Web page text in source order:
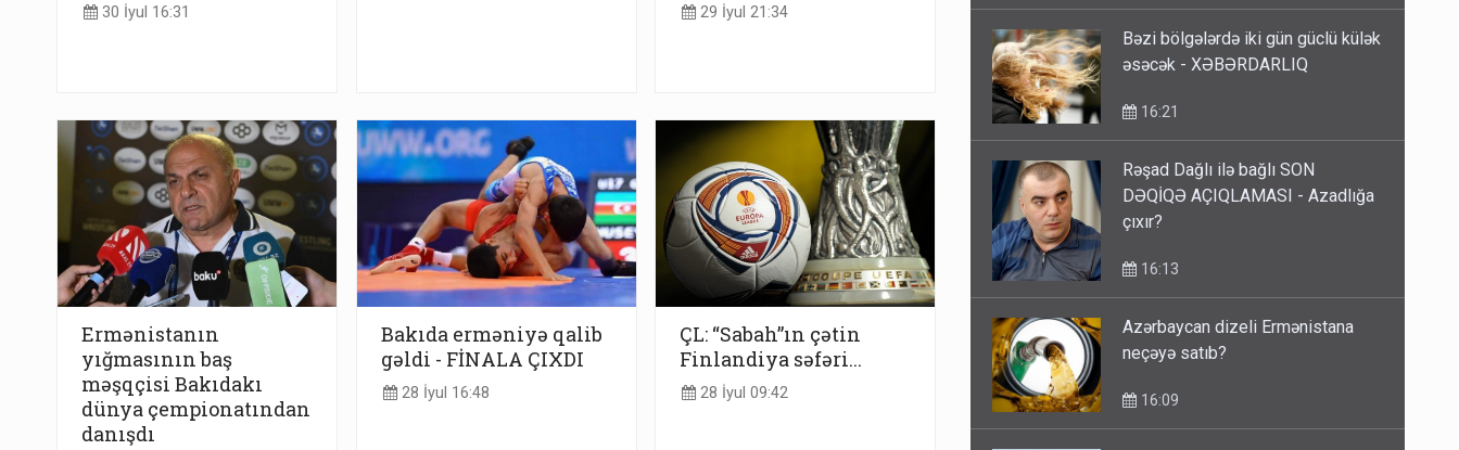
30 İyul 16:31 29 İyul 21:34
Ermənistanın
yığmasının baş
məşqçisi Bakıdakı
dünya çempionatından
danışdı
Bakıda erməniyə qalib
gəldi - FİNALA ÇIXDI
28 İyul 16:48
ÇL: “Sabah”ın çətin
Finlandiya səfəri...
28 İyul 09:42
Bəzi bölgələrdə iki gün güclü külək
əsəcək - XƏBƏRDARLIQ
16:21
Rəşad Dağlı ilə bağlı SON
DƏQİQƏ AÇIQLAMASI - Azadlığa
çıxır?
16:13
Azərbaycan dizeli Ermənistana
neçəyə satıb?
16:09